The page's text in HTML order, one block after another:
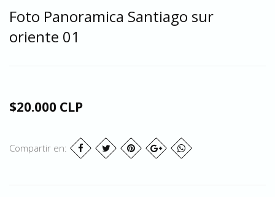
Foto Panoramica Santiago sur
oriente 01
$20.000 CLP
Compartir en: